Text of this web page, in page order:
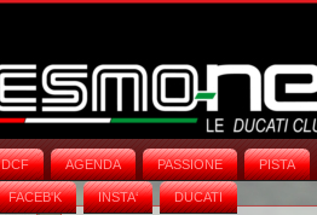
DCF AGENDA PASSIONE PISTA
FACEB'K INSTA‘ DUCATI